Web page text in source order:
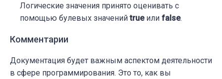
Логические значения принято оценивать с
помощью булевых значенийtrueили false.
Комментарии
Документация будет важным аспектом деятельности
в сфере программирования. Это то, как вы